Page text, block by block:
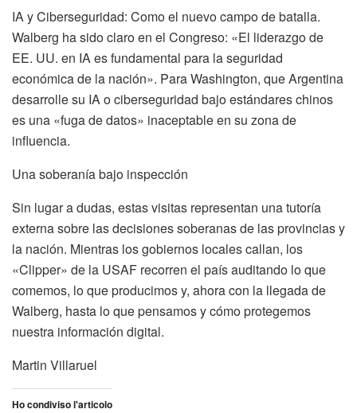
IA y Ciberseguridad: Como el nuevo campo de batalla.
Walberg ha sido claro en el Congreso: «El liderazgo de
EE. UU. en IA es fundamental para la seguridad
económica de la nación». Para Washington, que Argentina
desarrolle su IA o ciberseguridad bajo estándares chinos
es una «fuga de datos» inaceptable en su zona de
influencia.
Una soberanía bajo inspección
Sin lugar a dudas, estas visitas representan una tutoría
externa sobre las decisiones soberanas de las provincias y
la nación. Mientras los gobiernos locales callan, los
«Clipper» de la USAF recorren el país auditando lo que
comemos, lo que producimos y, ahora con la llegada de
Walberg, hasta lo que pensamos y cómo protegemos
nuestra información digital.
Martin Villaruel
Ho condiviso l'articolo